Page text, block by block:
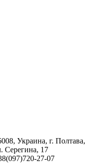
Украина, г. Полтава,
Серегина, 17
27-07